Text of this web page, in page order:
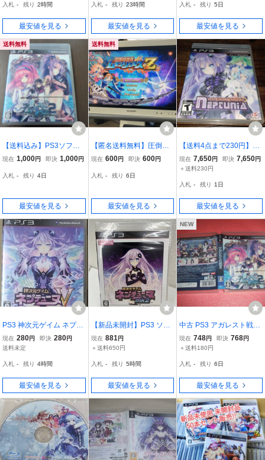
入札 - 残り 2時間
最安値を見る
入札 - 残り 23時間
最安値を見る
入札 - 残り 5日
最安値を見る
送料無料
【送料込み】PS3ソフト
『アガレスト戦記2』
現在 1,000円 即決 1,000円
入札 - 残り 4日
最安値を見る
送料無料
【匿名送料無料】圧倒的
遊戯 ムゲンソウルズZ プ
プレステ3【K-2396】
現在 600円 即決 600円
入札 - 残り 6日
最安値を見る
【送料4点まで230円】
【PS3】HYPERDIMENSI
ON NEPTUNIA 海外版
現在 7,650円 即決 7,650円
＋送料230円
入札 - 残り 1日
最安値を見る
PS3 神次元ゲイム ネプテ
ューヌV(ビクトリー) 通常
版【中古品】即決
現在 280円 即決 280円
送料未定
入札 - 残り 4時間
最安値を見る
【新品未開封】PS3 ソフ
ト 超次元ゲイム ネプテュ
ーヌmk2 Best版 3916-A-8
現在 881 円
＋送料650円
入札 - 残り 5時間
最安値を見る
NEW
中古 PS3 アガレスト戦記
2
現在 748円 即決 768円
＋送料180円
入札 - 残り 6日
最安値を見る